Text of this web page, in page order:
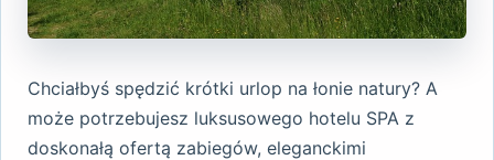
Chciałbyś spędzić krótki urlop na łonie natury? A
może potrzebujesz luksusowego hotelu SPA z
doskonałą ofertą zabiegów, eleganckimi